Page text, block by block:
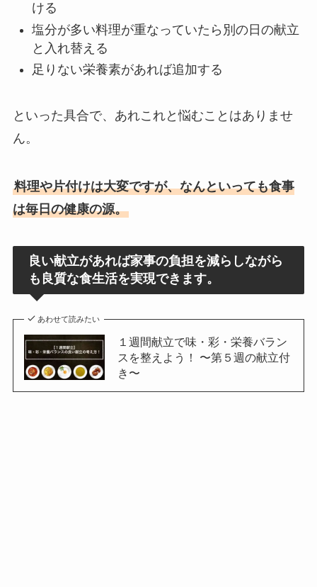
ける
塩分が多い料理が重なっていたら別の日の献立
と入れ替える
足りない栄養素があれば追加する
といった具合で、あれこれと悩むことはありませ
ん。
料理や片付けは大変ですが、なんといっても食事
は毎日の健康の源。
良い献立があれば家事の負担を減らしながら
も良質な食生活を実現できます。
あわせて読みたい
１週間献立で味・彩・栄養バラン
スを整えよう！ 〜第５週の献立付
き〜